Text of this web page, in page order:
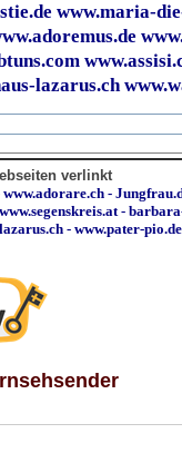
www.maria-
lazarus.ch
verlinkt
www.adorare.ch -
www.segenskreis.at -
- www.pater-pio.de